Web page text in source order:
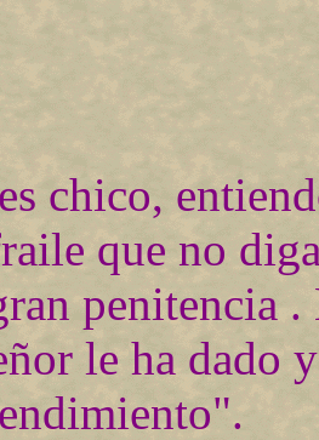
chico,
que no
penitencia
le ha dado